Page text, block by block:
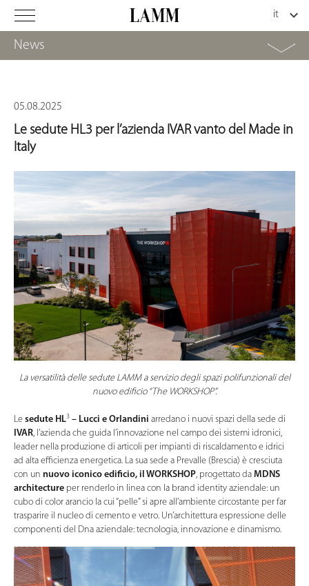
News
05.08.2025
Le sedute HL3 per l’azienda IVAR vanto del Made in
Italy
La versatilità delle sedute LAMM a servizio degli spazi polifunzionali del
nuovo edificio “The WORKSHOP”.
Le sedute HL3 – Lucci e Orlandini arredano i nuovi spazi della sede di
IVAR, l’azienda che guida l’innovazione nel campo dei sistemi idronici,
leader nella produzione di articoli per impianti di riscaldamento e idrici
ad alta efficienza energetica. La sua sede a Prevalle (Brescia) è cresciuta
con un nuovo iconico edificio, il WORKSHOP, progettato da MDNS
architecture per renderlo in linea con la brand identity aziendale: un
cubo di color arancio la cui “pelle” si apre all’ambiente circostante per far
trasparire il nucleo di cemento e vetro. Un’architettura espressione delle
componenti del Dna aziendale: tecnologia, innovazione e dinamismo.